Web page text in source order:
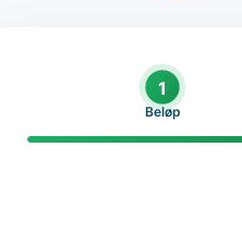
1
Beløp